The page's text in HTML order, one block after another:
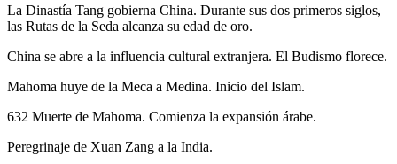
La Dinastía Tang gobierna China. Durante sus dos primeros siglos,
las Rutas de la Seda alcanza su edad de oro.
China se abre a la influencia cultural extranjera. El Budismo florece.
Mahoma huye de la Meca a Medina. Inicio del Islam.
632 Muerte de Mahoma. Comienza la expansión árabe.
Peregrinaje de Xuan Zang a la India.